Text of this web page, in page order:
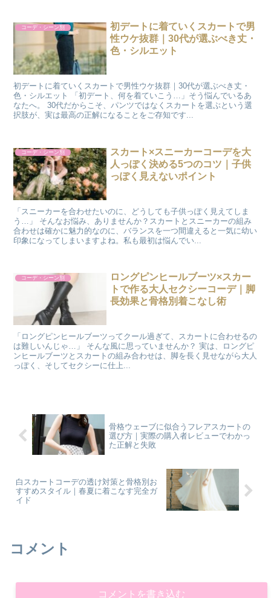
コーデ・シーン別
初デートに着ていくスカートで男
性ウケ抜群｜30代が選ぶべき丈・
色・シルエット
初デートに着ていくスカートで男性ウケ抜群｜30代が選ぶべき丈・
色・シルエット 「初デート、何を着ていこう…」そう悩んでいるあ
なたへ。 30代だからこそ、パンツではなくスカートを選ぶという選
択肢が、実は最高の正解になることをご存知です...
コーデ・シーン別
スカート×スニーカーコーデを大
人っぽく決める5つのコツ｜子供
っぽく見えないポイント
「スニーカーを合わせたいのに、どうしても子供っぽく見えてしま
う…」 そんなお悩み、ありませんか？スカートとスニーカーの組み
合わせは確かに魅力的なのに、バランスを一つ間違えると一気に幼い
印象になってしまいますよね。私も最初は悩んでい...
コーデ・シーン別
ロングピンヒールブーツ×スカー
トで作る大人セクシーコーデ｜脚
長効果と骨格別着こなし術
「ロングピンヒールブーツってクール過ぎて、スカートに合わせるの
は難しいんじゃ…」 そんな風に思っていませんか？ 実は、ロングピ
ンヒールブーツとスカートの組み合わせは、脚を長く見せながら大人
っぽく、そしてセクシーに仕上...
骨格ウェーブに似合うフレアスカートの
選び方｜実際の購入者レビューでわかっ
た正解と失敗
白スカートコーデの透け対策と骨格別お
すすめスタイル｜春夏に着こなす完全ガ
イド
コメント
コメントを書き込む